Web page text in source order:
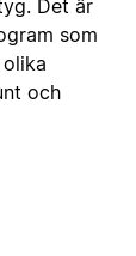
Det är
som
och